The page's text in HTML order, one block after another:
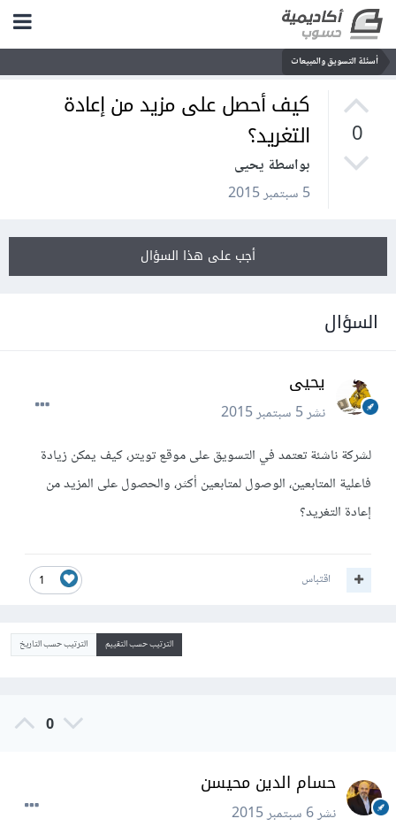
أسئلة التسويق والمبيعات
0
كيف أحصل على مزيد من إعادة
التغريد؟
بواسطة يحيى
5 سبتمبر 2015
أجب على هذا السؤال
السؤال
يحيى
نشر5 سبتمبر 2015
لشركة ناشئة تعتمد في التسويق على موقع تويتر، كيف يمكن زيادة
فاعلية المتابعين، الوصول لمتابعين أكثر، والحصول على المزيد من
إعادة التغريد؟
1 اقتباس
الترتيب حسب التقييم الترتيب حسب التاريخ
0
حسام الدين محيسن
نشر6 سبتمبر 2015